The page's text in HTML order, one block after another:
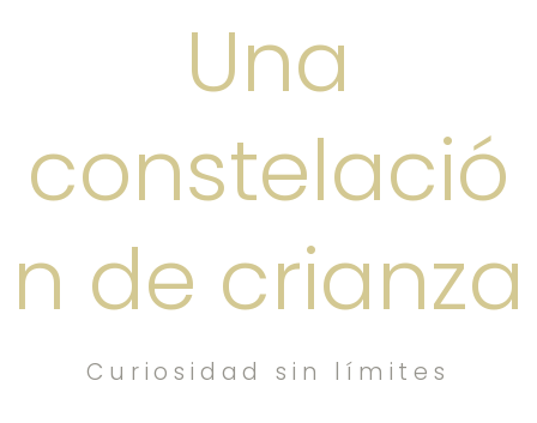
Una
constelació
n de crianza
Curiosidad sin límites